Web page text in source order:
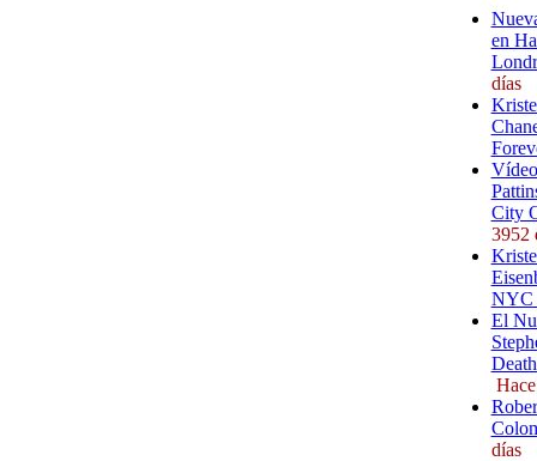
en
días
City
3952
NYC
El
días